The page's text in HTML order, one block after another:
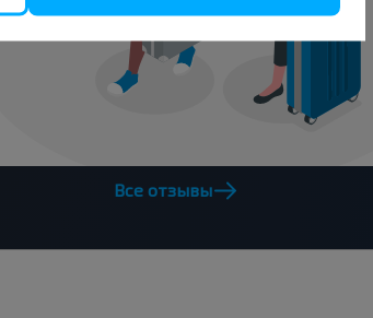
Все отзывы